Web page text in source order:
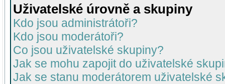
Uživatelské úrovně a skupiny
Kdo jsou administrátoři?
Kdo jsou moderátoři?
Co jsou uživatelské skupiny?
Jak se mohu zapojit do uživatelské
Jak se stanu moderátorem uživatelské